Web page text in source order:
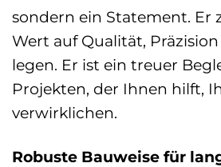
sondern ein Statement. Er
Wert auf Qualität,
legen. Er ist ein treuer
Projekten, der Ihnen hilft,
verwirklichen.
Robuste Bauweise für